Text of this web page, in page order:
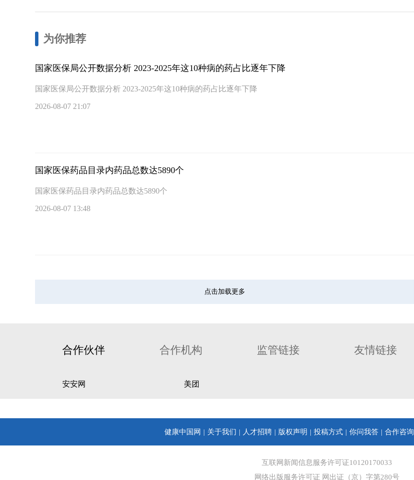
为你推荐
国家医保局公开数据分析 2023-2025年这10种病的药占比逐年下降
国家医保局公开数据分析 2023-2025年这10种病的药占比逐年下降
2026-08-07 21:07
国家医保药品目录内药品总数达5890个
国家医保药品目录内药品总数达5890个
2026-08-07 13:48
点击加载更多
合作伙伴 合作机构 监管链接 友情链接
安安网 美团
健康中国网 关于我们 人才招聘 版权声明 投稿方式 你问我答 合作咨询
互联网新闻信息服务许可证10120170033
网络出版服务许可证 网出证（京）字第280号